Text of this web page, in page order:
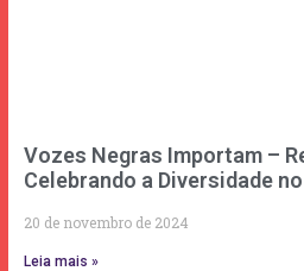
Vozes Negras Importam –
Celebrando a Diversidade
20 de novembro de 2024
Leia mais »